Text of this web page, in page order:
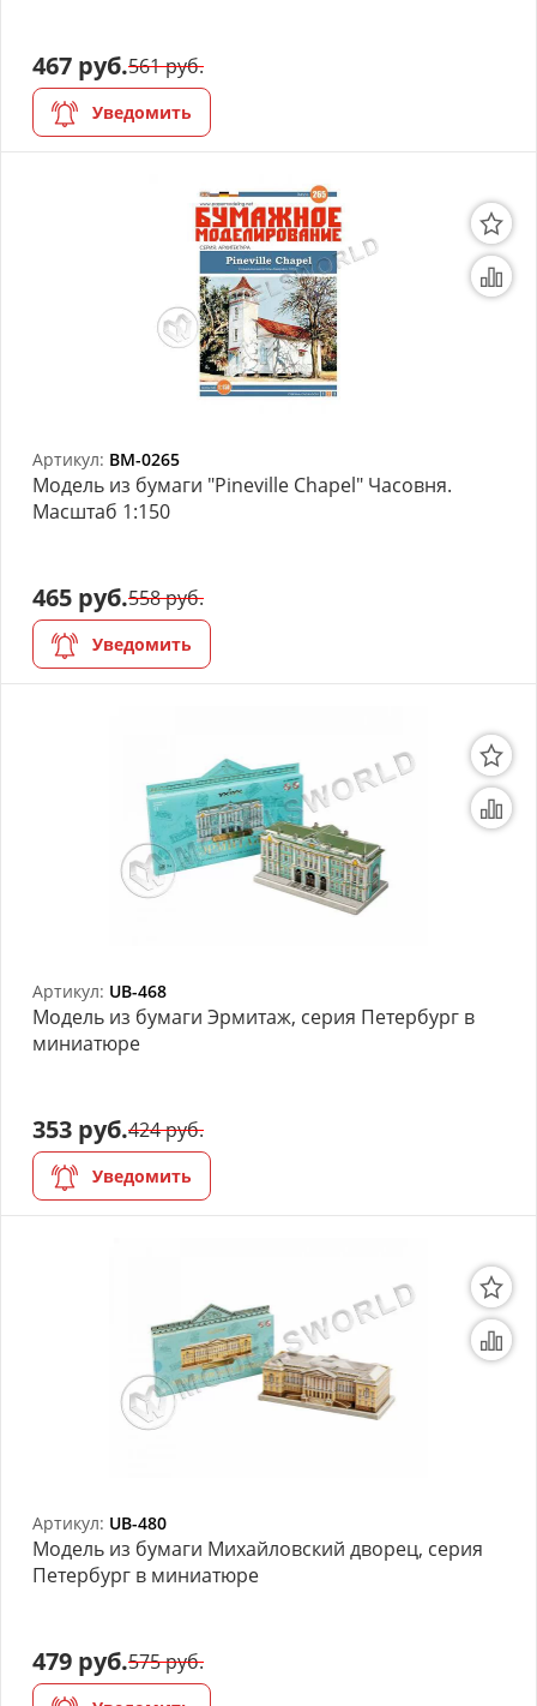
467 руб.561 руб.
Уведомить
Артикул: BM-0265
Модель из бумаги "Pineville Chapel" Часовня.
Масштаб 1:150
465 руб.558 руб.
Уведомить
Артикул: UB-468
Модель из бумаги Эрмитаж, серия Петербург в
миниатюре
353 руб.424 руб.
Уведомить
Артикул: UB-480
Модель из бумаги Михайловский дворец, серия
Петербург в миниатюре
479 руб.575 руб.